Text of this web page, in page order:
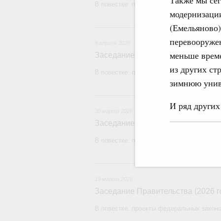
меньше
из других
зимнюю
И ряд
В повестке: проекты федеральных
9
Заседание Правительства (2026
В повестке: проекты федеральных
Заседание Правительства (2026
Заседание Правительства (2026